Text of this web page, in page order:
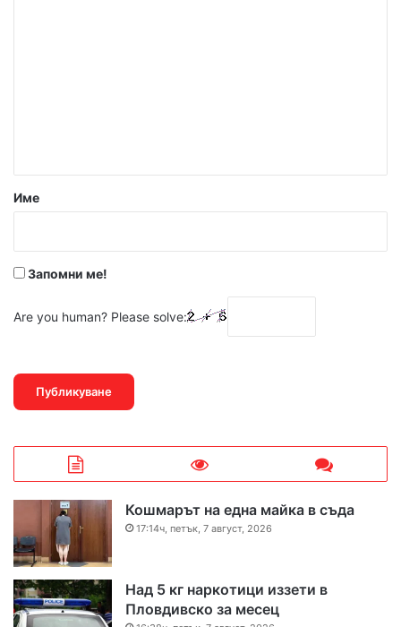
р
Име
Запомни ме!
Are you human? Please solve:
Кошмарът на една майка в съда
17:14ч, петък, 7 август, 2026
Над 5 кг наркотици иззети в
Пловдивско за месец